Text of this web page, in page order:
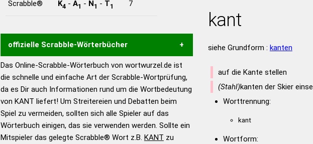
Scrabble® K4 - A1 - N1 - T1 7
offizielle Scrabble-Wörterbücher
Wortwurzel liefert mit Hilfe eines semantischen
Wortanalyse-Algorithmus gute Anhaltspunkte zu
Wortbedeutung, Worttrennung und Wortform, um die
Gültigkeit eines Wortes für das Scrabble-Spiel zu
bestimmen! zugelassene Turnier Scrabble-
Wörterbücher sind:
Das Online-Scrabble-Wörterbuch von wortwurzel.de ist
die schnelle und einfache Art der Scrabble-Wortprüfung,
da es Dir auch Informationen rund um die Wortbedeutung
von KANT liefert! Um Streitereien und Debatten beim
Spiel zu vermeiden, sollten sich alle Spieler auf das
Wörterbuch einigen, das sie verwenden werden. Sollte ein
Mitspieler das gelegte Scrabble® Wort z.B. KANT zu
kant
siehe Grundform : kanten
auf die Kante stellen
(Stahl)kanten der Skier
Worttrennung:
kant
Wortform: